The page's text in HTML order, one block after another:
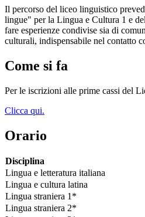
Il percorso del liceo linguistico
lingue" per la Lingua e Cultura 1 e
fare esperienze condivise sia di
culturali, indispensabile nel contatto
Come si fa
Per le iscrizioni alle prime cassi del
Clicca qui.
Orario
Disciplina
Lingua e letteratura italiana
Lingua e cultura latina
Lingua straniera 1*
Lingua straniera 2*